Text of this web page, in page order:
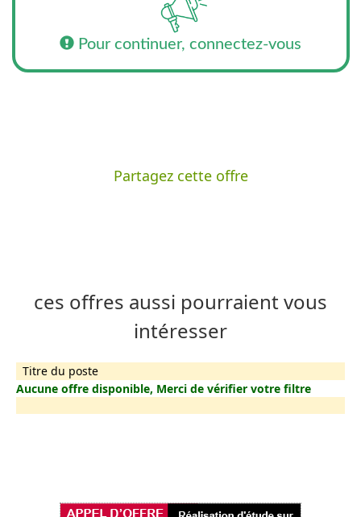
Pour continuer, connectez-vous
Partagez cette offre
ces offres aussi pourraient vous
intéresser
Titre du poste
Aucune offre disponible, Merci de vérifier votre filtre